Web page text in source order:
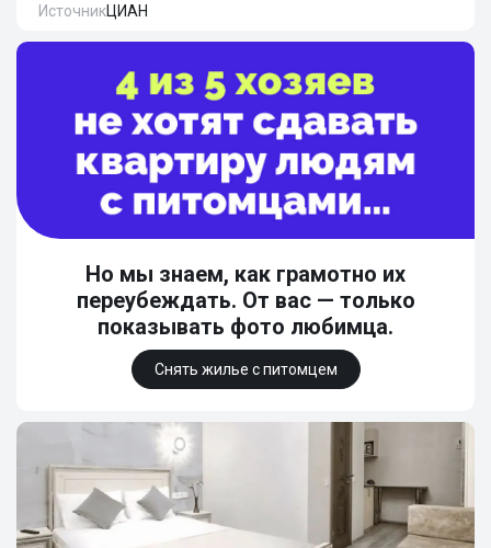
ИсточникЦИАН
Но мы знаем, как грамотно их
переубеждать. От вас — только
показывать фото любимца.
Снять жилье с питомцем